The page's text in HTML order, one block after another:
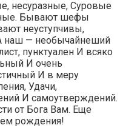
несуразные, Суровые
Бывают шефы
неуступчивы,
— необычайнеший
пунктуален И всяко
И очень
И в меру
Удачи,
И самоутверждений.
от Бога Вам. Еще
рождения!